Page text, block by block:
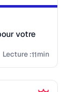
votre
Lecture :11min